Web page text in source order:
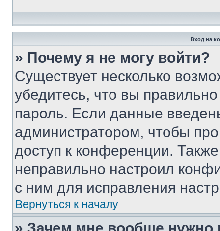
Вход на
» Почему я не могу войти?
Существует несколько
убедитесь, что вы
пароль. Если данные
администратором, чтобы
доступ к конференции.
неправильно настроил
с ним для исправления
Вернуться к началу